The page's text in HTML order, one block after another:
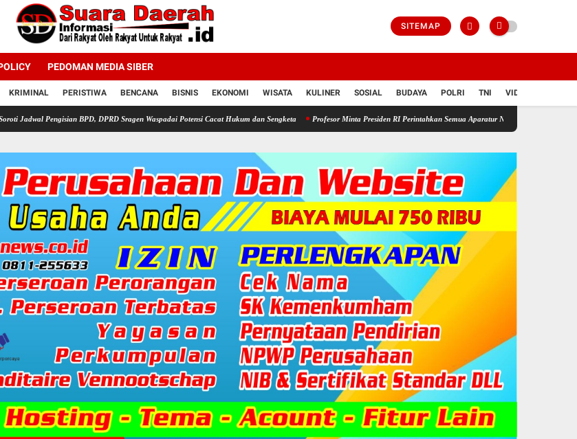
SITEMAP
PEDOMAN MEDIA SIBER
KRIMINAL PERISTIWA BENCANA BISNIS EKONOMI WISATA KULINER SOSIAL BUDAYA POLRI TNI VIDIO
BPD, DPRD Sragen Waspadai Potensi Cacat Hukum dan Sengketa Profesor Minta Presiden RI Perintahkan Semua Aparatur Negara Di Seluruh Indonesia